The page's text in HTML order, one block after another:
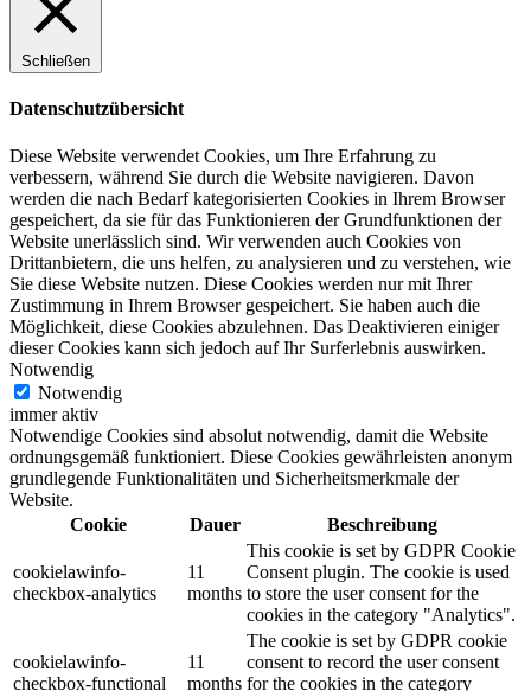
Schließen
Datenschutzübersicht
Diese Website verwendet Cookies, um Ihre Erfahrung zu
verbessern, während Sie durch die Website navigieren. Davon
werden die nach Bedarf kategorisierten Cookies in Ihrem Browser
gespeichert, da sie für das Funktionieren der Grundfunktionen der
Website unerlässlich sind. Wir verwenden auch Cookies von
Drittanbietern, die uns helfen, zu analysieren und zu verstehen, wie
Sie diese Website nutzen. Diese Cookies werden nur mit Ihrer
Zustimmung in Ihrem Browser gespeichert. Sie haben auch die
Möglichkeit, diese Cookies abzulehnen. Das Deaktivieren einiger
dieser Cookies kann sich jedoch auf Ihr Surferlebnis auswirken.
Notwendig
Notwendig
immer aktiv
Notwendige Cookies sind absolut notwendig, damit die Website
ordnungsgemäß funktioniert. Diese Cookies gewährleisten anonym
grundlegende Funktionalitäten und Sicherheitsmerkmale der
Website.
Cookie
Dauer Beschreibung
cookielawinfo-
checkbox-analytics
11
months
This cookie is set by GDPR Cookie
Consent plugin. The cookie is used
to store the user consent for the
cookies in the category "Analytics".
cookielawinfo-
checkbox-functional
11
months
The cookie is set by GDPR cookie
consent to record the user consent
for the cookies in the category